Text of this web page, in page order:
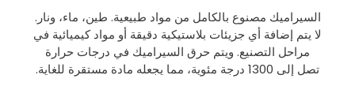
السيراميك مصنوع بالكامل من مواد طبيعية. طين، ماء، ونار.
لا يتم إضافة أي جزيئات بلاستيكية دقيقة أو مواد كيميائية في
مراحل التصنيع. ويتم حرق السيراميك في درجات حرارة
تصل إلى 1300 درجة مئوية، مما يجعله مادة مستقرة للغاية.